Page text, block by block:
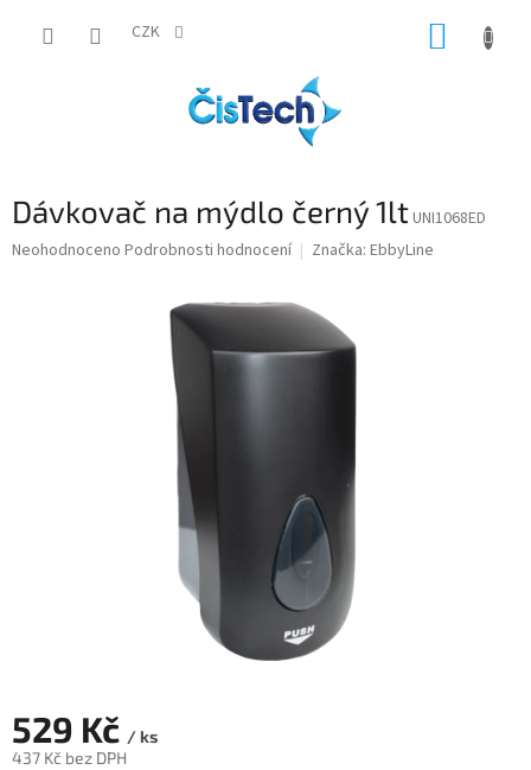
CZK
Dávkovač na mýdlo černý 1ltUNI1068ED
Průměrné
Neohodnoceno Podrobnosti hodnocení Značka: EbbyLine
529 Kč / ks
437 Kč bez DPH